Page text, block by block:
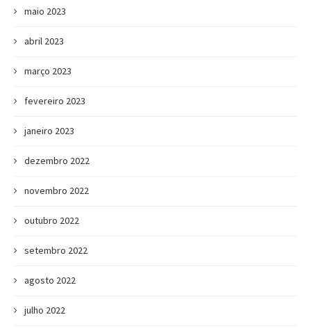
maio 2023
abril 2023
março 2023
fevereiro 2023
janeiro 2023
dezembro 2022
novembro 2022
outubro 2022
setembro 2022
agosto 2022
julho 2022